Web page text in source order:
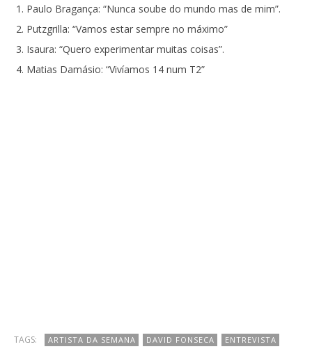
Paulo Bragança: “Nunca soube do mundo mas de mim”.
Putzgrilla: “Vamos estar sempre no máximo”
Isaura: “Quero experimentar muitas coisas”.
Matias Damásio: “Vivíamos 14 num T2”
TAGS: ARTISTA DA SEMANA DAVID FONSECA
ENTREVISTA